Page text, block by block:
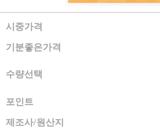
시중가격
기분좋은가격
수량선택
포인트
제조사/원산지